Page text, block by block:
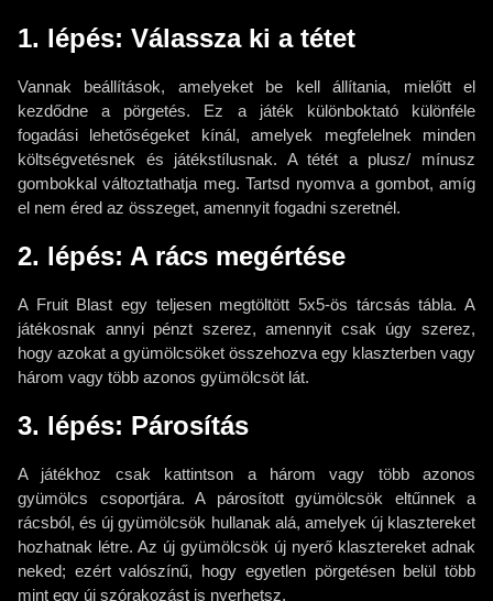
1. lépés: Válassza ki a tétet
Vannak beállítások, amelyeket be kell állítania, mielőtt el
kezdődne a pörgetés. Ez a játék különboktató különféle
fogadási lehetőségeket kínál, amelyek megfelelnek minden
költségvetésnek és játékstílusnak. A tétét a plusz/ mínusz
gombokkal változtathatja meg. Tartsd nyomva a gombot, amíg
el nem éred az összeget, amennyit fogadni szeretnél.
2. lépés: A rács megértése
A Fruit Blast egy teljesen megtöltött 5x5-ös tárcsás tábla. A
játékosnak annyi pénzt szerez, amennyit csak úgy szerez,
hogy azokat a gyümölcsöket összehozva egy klaszterben vagy
három vagy több azonos gyümölcsöt lát.
3. lépés: Párosítás
A játékhoz csak kattintson a három vagy több azonos
gyümölcs csoportjára. A párosított gyümölcsök eltűnnek a
rácsból, és új gyümölcsök hullanak alá, amelyek új klasztereket
hozhatnak létre. Az új gyümölcsök új nyerő klasztereket adnak
neked; ezért valószínű, hogy egyetlen pörgetésen belül több
mint egy új szórakozást is nyerhetsz.